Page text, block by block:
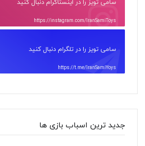
سامی تویز را در اینستاگرام دنبال کنید
https://instagram.com/IranSamiToys
سامی تویز را در تلگرام دنبال کنید
https://t.me/IranSamiYoys
جدید ترین اسباب بازی ها